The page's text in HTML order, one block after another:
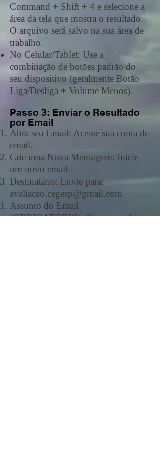
Command + Shift + 4 e selecione a
área da tela que mostra o resultado.
O arquivo será salvo na sua área de
trabalho.
No Celular/Tablet: Use a
combinação de botões padrão do
seu dispositivo (geralmente Botão
Liga/Desliga + Volume Menos).
Passo 3: Enviar o Resultado
por Email
Abra seu Email: Acesse sua conta de
email.
Crie uma Nova Mensagem: Inicie
um novo email.
Destinatário: Envie para:
avaliacao.cegesp@gmail.com
Assunto do Email
(OBRIGATÓRIO): O assunto deve